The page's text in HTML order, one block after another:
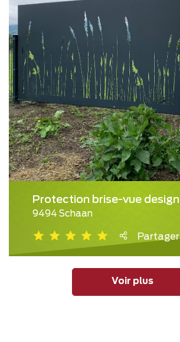
Protection brise-vue design
9494 Schaan
Partager
Voir plus